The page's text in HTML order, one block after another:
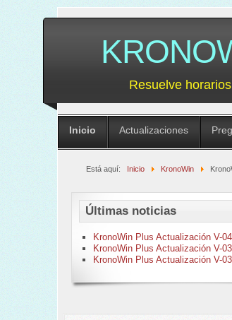
Resuelve
Inicio Actualizaciones
Está aquí: Inicio KronoWin
Últimas noticias
KronoWin Plus Actualización V-
KronoWin Plus Actualización V-
KronoWin Plus Actualización V-